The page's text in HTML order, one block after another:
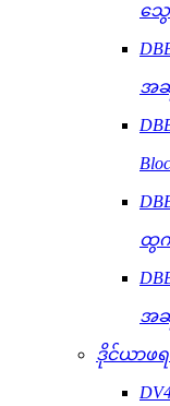
သွေ
အဆို့
ထွက်
အဆို့
ဒိုင်ယာဖ